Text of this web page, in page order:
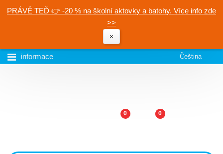
PRÁVĚ TEĎ 👉 -20 % na školní aktovky a batohy. Více info zde
>>
×
informace Čeština
0 0